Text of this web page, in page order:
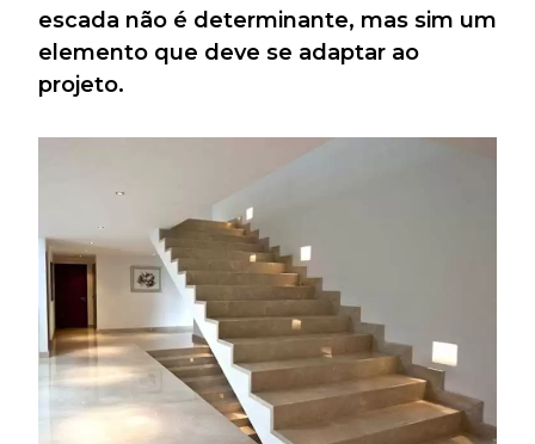
escada não é determinante, mas sim um
elemento que deve se adaptar ao
projeto.